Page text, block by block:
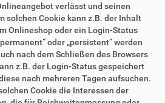
verlässt und seinen
solchen Cookie kann z.B. der Inhalt
Onlineshop oder ein Login-Status
oder „persistent“ werden
nach dem Schließen des Browsers
z.B. der Login-Status gespeichert
nach mehreren Tagen aufsuchen.
Cookie die Interessen der